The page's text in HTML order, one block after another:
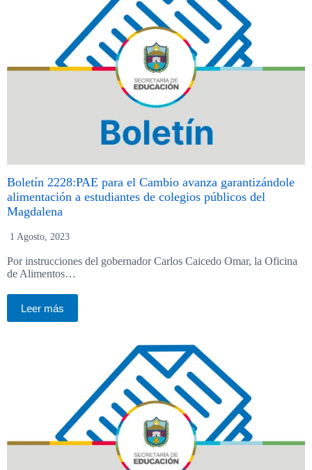
Boletín 2228:PAE para el Cambio avanza garantizándole
alimentación a estudiantes de colegios públicos del
Magdalena
1 Agosto, 2023
Por instrucciones del gobernador Carlos Caicedo Omar, la Oficina
de Alimentos…
Leer más